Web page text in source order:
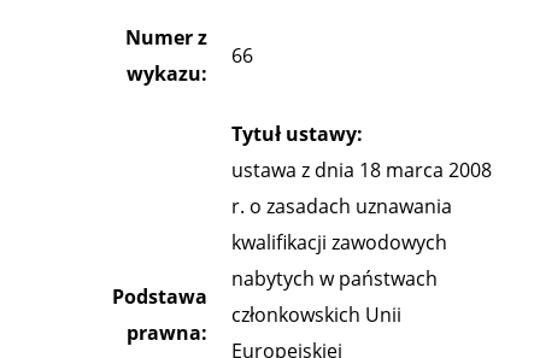
Numer z
wykazu:
66
Podstawa
prawna:
Tytuł ustawy:
ustawa z dnia 18 marca 2008
r. o zasadach uznawania
kwalifikacji zawodowych
nabytych w państwach
członkowskich Unii
Europejskiej